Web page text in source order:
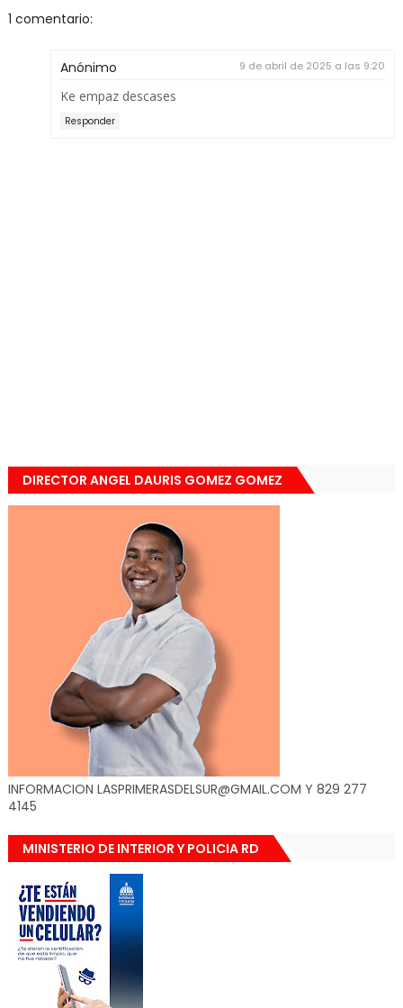
1 comentario:
Anónimo 9 de abril de 2025 a las 9:20
Ke empaz descases
Responder
DIRECTOR ANGEL DAURIS GOMEZ GOMEZ
INFORMACION LASPRIMERASDELSUR@GMAIL.COM Y 829 277
4145
MINISTERIO DE INTERIOR Y POLICIA RD